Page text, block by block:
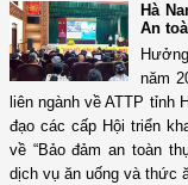
Hà
An
năm
liên ngành về ATTP tỉnh
đạo các cấp Hội triển
về “Bảo đảm an toàn
dịch vụ ăn uống và thức